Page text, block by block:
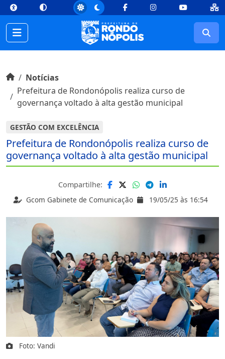
topConteúdo [1] Menu Principal [2] Busca [3] Rodapé [4]
FacebookInstagramYoutube
Início do conteúdo
InícioNotícias
Prefeitura de Rondonópolis realiza curso de
governança voltado à alta gestão municipal
GESTÃO COM EXCELÊNCIA
Prefeitura de Rondonópolis realiza curso de
governança voltado à alta gestão municipal
Gcom Gabinete de Comunicação 19/05/25 às 16:54
Compartilhe:
Foto: Vandi